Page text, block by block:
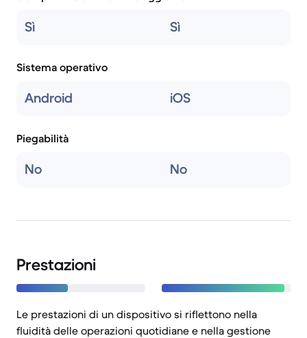
Sì Sì
Sistema operativo
Android iOS
Piegabilità
No No
Prestazioni
Le prestazioni di un dispositivo si riflettono nella
fluidità delle operazioni quotidiane e nella gestione